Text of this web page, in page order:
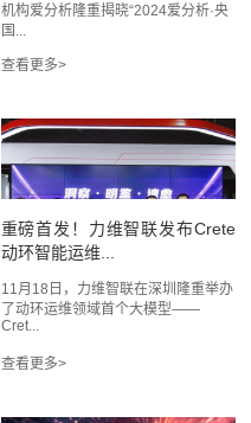
机构爱分析隆重揭晓“2024爱分析·央
国...
重磅首发！力维智联发布Crete
动环智能运维...
11月18日，力维智联在深圳隆重举办
了动环运维领域首个大模型——
Cret...